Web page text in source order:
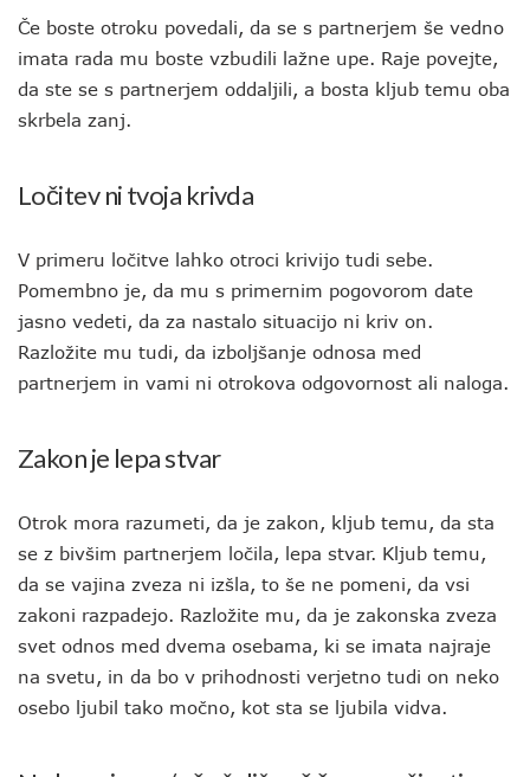
Če boste otroku povedali, da se s partnerjem še vedno
imata rada mu boste vzbudili lažne upe. Raje povejte,
da ste se s partnerjem oddaljili, a bosta kljub temu oba
skrbela zanj.
Ločitev ni tvoja krivda
V primeru ločitve lahko otroci krivijo tudi sebe.
Pomembno je, da mu s primernim pogovorom date
jasno vedeti, da za nastalo situacijo ni kriv on.
Razložite mu tudi, da izboljšanje odnosa med
partnerjem in vami ni otrokova odgovornost ali naloga.
Zakon je lepa stvar
Otrok mora razumeti, da je zakon, kljub temu, da sta
se z bivšim partnerjem ločila, lepa stvar. Kljub temu,
da se vajina zveza ni izšla, to še ne pomeni, da vsi
zakoni razpadejo. Razložite mu, da je zakonska zveza
svet odnos med dvema osebama, ki se imata najraje
na svetu, in da bo v prihodnosti verjetno tudi on neko
osebo ljubil tako močno, kot sta se ljubila vidva.